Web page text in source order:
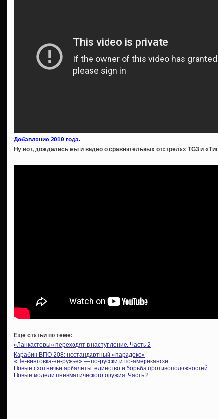
Добавление 2019 года.
Ну вот, дождались мы и видео о сравнительных отстрелах TG3 и
Еще статьи по теме:
«Ланкастеры» переходят в наступление. Часть 2
Карабин ВПО-208: нестандартный «парадокс»
«Не-винтовка-не-ружье» — по-русски и по-американски
Новые охотничьи арбалеты: единство и борьба противоположностей
Новые модели пневматического оружия. Часть 2